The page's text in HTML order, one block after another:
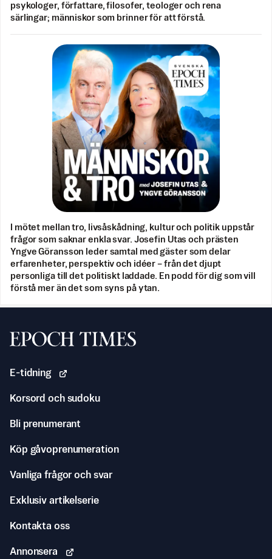
psykologer, författare, filosofer, teologer och rena
särlingar; människor som brinner för att förstå.
I mötet mellan tro, livsåskådning, kultur och politik uppstår
frågor som saknar enkla svar. Josefin Utas och prästen
Yngve Göransson leder samtal med gäster som delar
erfarenheter, perspektiv och idéer – från det djupt
personliga till det politiskt laddade. En podd för dig som vill
förstå mer än det som syns på ytan.
Svenska Epoch Times
E-tidning
Korsord och sudoku
Bli prenumerant
Köp gåvoprenumeration
Vanliga frågor och svar
Exklusiv artikelserie
Kontakta oss
Annonsera